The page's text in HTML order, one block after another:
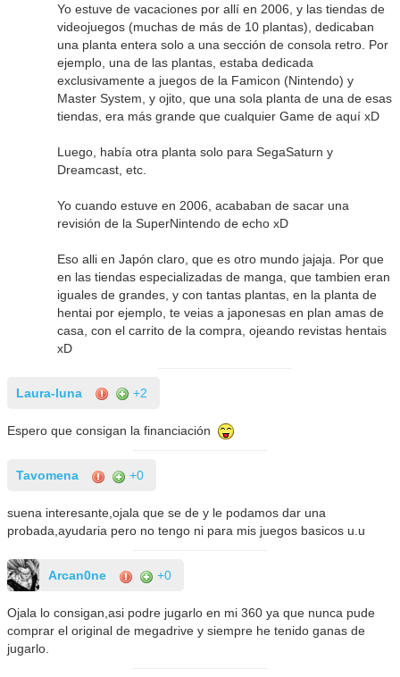
Yo estuve de vacaciones por allí en 2006, y las tiendas de
videojuegos (muchas de más de 10 plantas), dedicaban
una planta entera solo a una sección de consola retro. Por
ejemplo, una de las plantas, estaba dedicada
exclusivamente a juegos de la Famicon (Nintendo) y
Master System, y ojito, que una sola planta de una de esas
tiendas, era más grande que cualquier Game de aquí xD
Luego, había otra planta solo para SegaSaturn y
Dreamcast, etc.
Yo cuando estuve en 2006, acababan de sacar una
revisión de la SuperNintendo de echo xD
Eso alli en Japón claro, que es otro mundo jajaja. Por que
en las tiendas especializadas de manga, que tambien eran
iguales de grandes, y con tantas plantas, en la planta de
hentai por ejemplo, te veias a japonesas en plan amas de
casa, con el carrito de la compra, ojeando revistas hentais
xD
Laura-luna +2
Espero que consigan la financiación
Tavomena +0
suena interesante,ojala que se de y le podamos dar una
probada,ayudaria pero no tengo ni para mis juegos basicos u.u
Arcan0ne +0
Ojala lo consigan,asi podre jugarlo en mi 360 ya que nunca pude
comprar el original de megadrive y siempre he tenido ganas de
jugarlo.